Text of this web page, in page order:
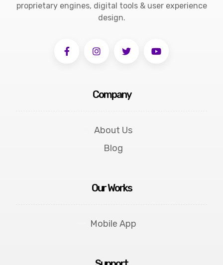
proprietary engines, digital tools & user experience
design.
Company
About Us
Blog
Our Works
Mobile App